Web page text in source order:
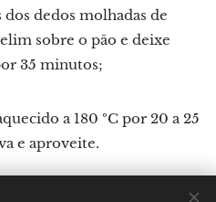
dedos molhadas de
sobre o pão e deixe
35 minutos;
a 180 ºC por 20 a 25
e aproveite.